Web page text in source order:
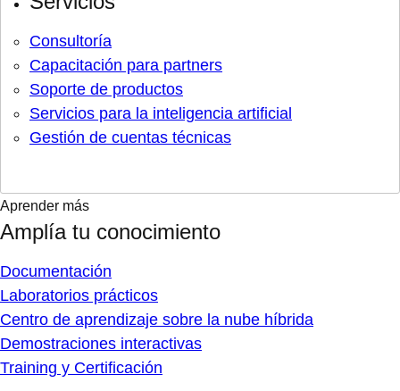
Consultoría
Capacitación para partners
Soporte de productos
Servicios para la inteligencia artificial
Gestión de cuentas técnicas
Aprender más
Amplía tu conocimiento
Documentación
Laboratorios prácticos
Centro de aprendizaje sobre la nube híbrida
Demostraciones interactivas
Training y Certificación